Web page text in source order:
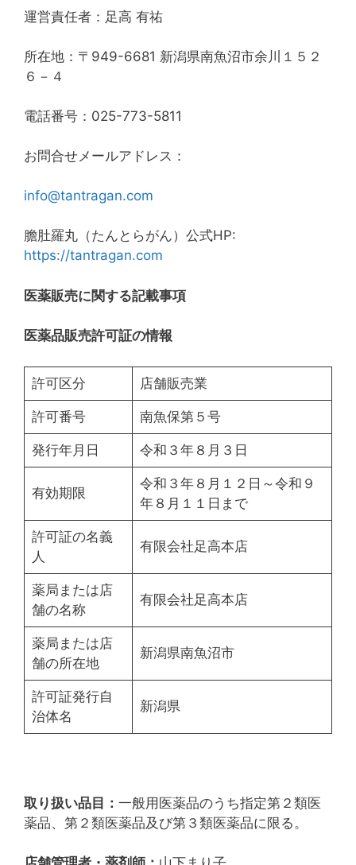
運営責任者：足高 有祐
所在地：〒949-6681 新潟県南魚沼市余川１５２
６－４
電話番号：025-773-5811
お問合せメールアドレス：
info@tantragan.com
膽肚羅丸（たんとらがん）公式HP:
https://tantragan.com
医薬販売に関する記載事項
医薬品販売許可証の情報
許可区分 店舗販売業
許可番号 南魚保第５号
発行年月日 令和３年８月３日
有効期限
令和３年８月１２日～令和９
年８月１１日まで
許可証の名義
人
有限会社足高本店
薬局または店
舗の名称
有限会社足高本店
薬局または店
舗の所在地
新潟県南魚沼市
許可証発行自
治体名
新潟県
取り扱い品目： 一般用医薬品のうち指定第２類医
薬品、第２類医薬品及び第３類医薬品に限る。